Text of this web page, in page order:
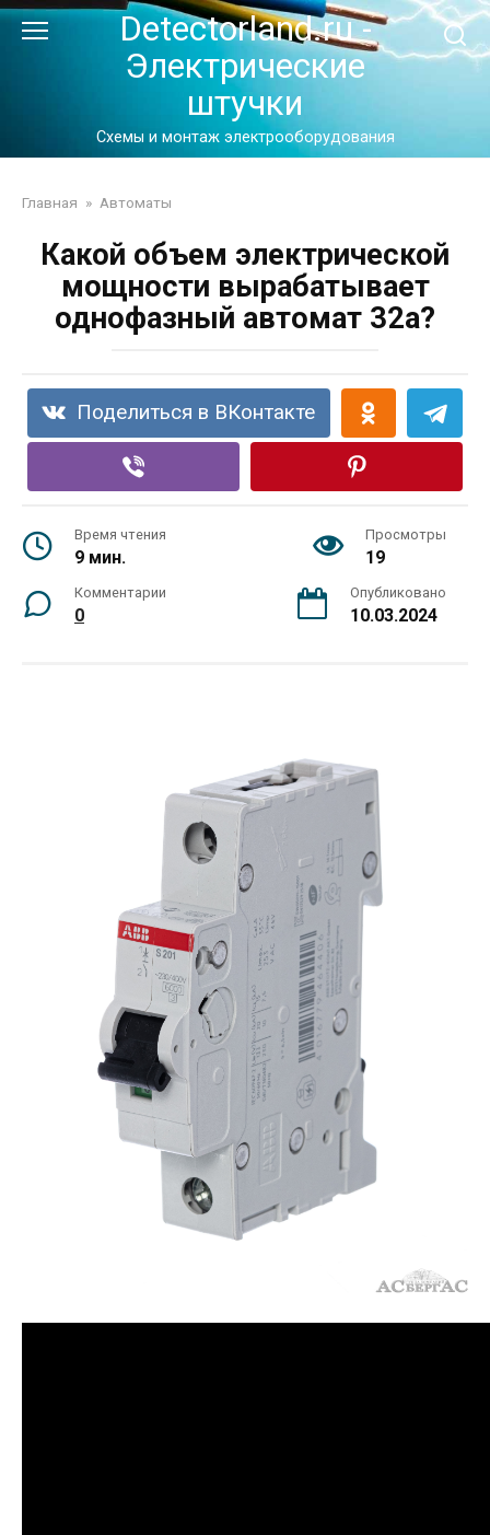
Перейти
Detectorland.ru -
Электрические
штучки
Схемы и монтаж электрооборудования
Главная » Автоматы
Какой объем электрической
мощности вырабатывает
однофазный автомат 32а?
Поделиться в ВКонтакте
Время чтения
9 мин.
Просмотры
19
Комментарии
0
Опубликовано
10.03.2024